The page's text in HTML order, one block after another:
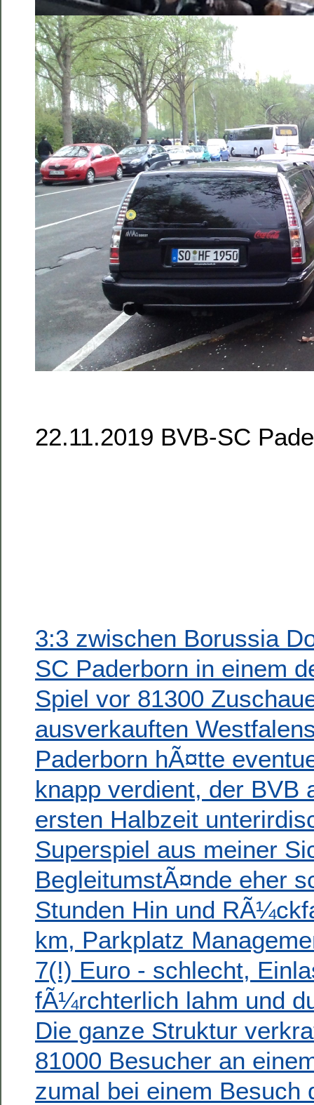
22.11.2019 BVB-SC
3:3 zwischen Borussia
SC Paderborn in einem
Spiel vor 81300
ausverkauften
Paderborn hÃ¤tte
knapp verdient, der BVB
ersten Halbzeit
Superspiel aus meiner
BegleitumstÃ¤nde eher
Stunden Hin und
km, Parkplatz
7(!) Euro - schlecht,
fÃ¼rchterlich lahm und
Die ganze Struktur ve
81000 Besucher an
zumal bei einem Besuch